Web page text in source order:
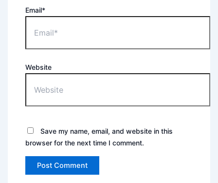
Email*
Website
Save my name, email, and website in this
browser for the next time I comment.